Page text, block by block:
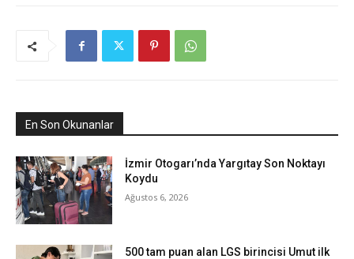
En Son Okunanlar
İzmir Otogarı’nda Yargıtay Son Noktayı
Koydu
Ağustos 6, 2026
500 tam puan alan LGS birincisi Umut ilk